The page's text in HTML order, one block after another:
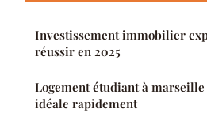
Investissement immobilier
réussir en 2025
Logement étudiant à
idéale rapidement